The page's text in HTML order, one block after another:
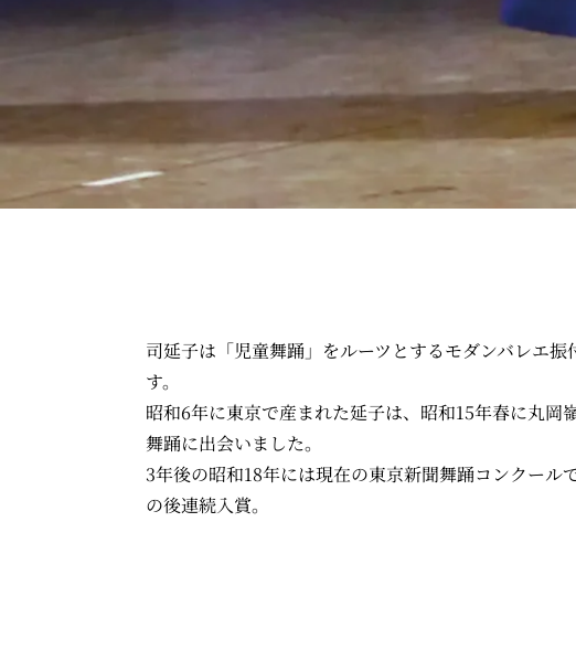
司延子は「児童舞踊」をルーツとするモダンバレエ振
す。
昭和6年に東京で産まれた延子は、昭和15年春に丸岡
舞踊に出会いました。
3年後の昭和18年には現在の東京新聞舞踊コンクール
の後連続入賞。